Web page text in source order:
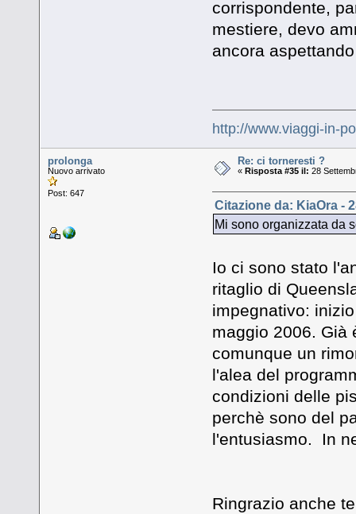
corrispondente,
mestiere, devo
ancora
http://www.viaggi-in-
prolonga
Nuovo arrivato
Post: 647
Re: ci torneresti ?
«Risposta #35 il: 28
Citazione da: KiaOra -
Mi sono organizzata da
Io ci sono stato
ritaglio di
impegnativo:
maggio 2006. Già
comunque un
l'alea del
condizioni delle
perchè sono del
l'entusiasmo. In
Ringrazio anche